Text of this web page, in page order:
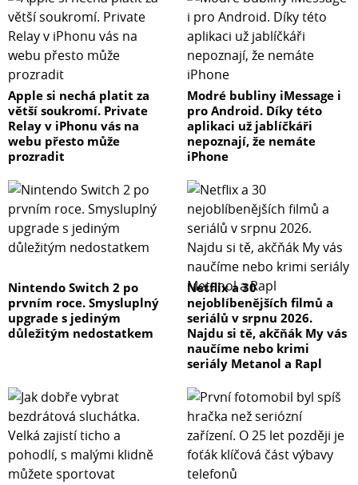
Apple si nechá platit za
větší soukromí. Private
Relay v iPhonu vás na
webu přesto může
prozradit
Modré bubliny iMessage i
pro Android. Díky této
aplikaci už jablíčkáři
nepoznají, že nemáte
iPhone
Nintendo Switch 2 po
prvním roce. Smysluplný
upgrade s jediným
důležitým nedostatkem
Netflix a 30
nejoblíbenějších filmů a
seriálů v srpnu 2026.
Najdu si tě, akčňák My vás
naučíme nebo krimi
seriály Metanol a Rapl